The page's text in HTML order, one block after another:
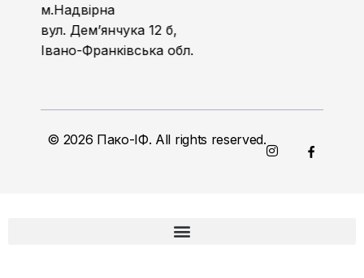
м.Надвірна
вул. Дем’янчука 12 б,
Івано-Франківська обл.
© 2026 Пако-ІФ. All rights reserved.